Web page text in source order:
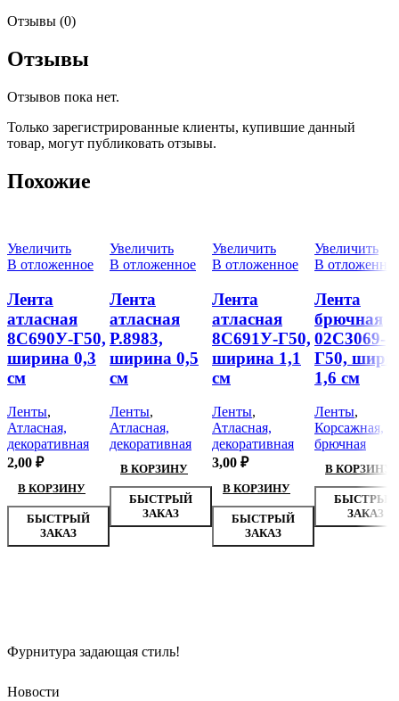
Отзывы (0)
Отзывы
Отзывов пока нет.
Только зарегистрированные клиенты, купившие данный
товар, могут публиковать отзывы.
Похожие
Увеличить
В отложенное
Лента
атласная
8С690У-Г50,
ширина 0,3
см
Ленты,
Атласная,
декоративная
2,00 ₽
В КОРЗИНУ
БЫСТРЫЙ
ЗАКАЗ
Увеличить
В отложенное
Лента
атласная
Р.8983,
ширина 0,5
см
Ленты,
Атласная,
декоративная
В КОРЗИНУ
БЫСТРЫЙ
ЗАКАЗ
Увеличить
В отложенное
Лента
атласная
8С691У-Г50,
ширина 1,1
см
Ленты,
Атласная,
декоративная
3,00 ₽
В КОРЗИНУ
БЫСТРЫЙ
ЗАКАЗ
Увеличить
В
Лента
брючная
02С3069-
Г50,
1,6 см
Ленты,
Корсажная,
брючная
В КОРЗИНУ
БЫСТРЫЙ
ЗАКАЗ
Фурнитура задающая стиль!
Новости